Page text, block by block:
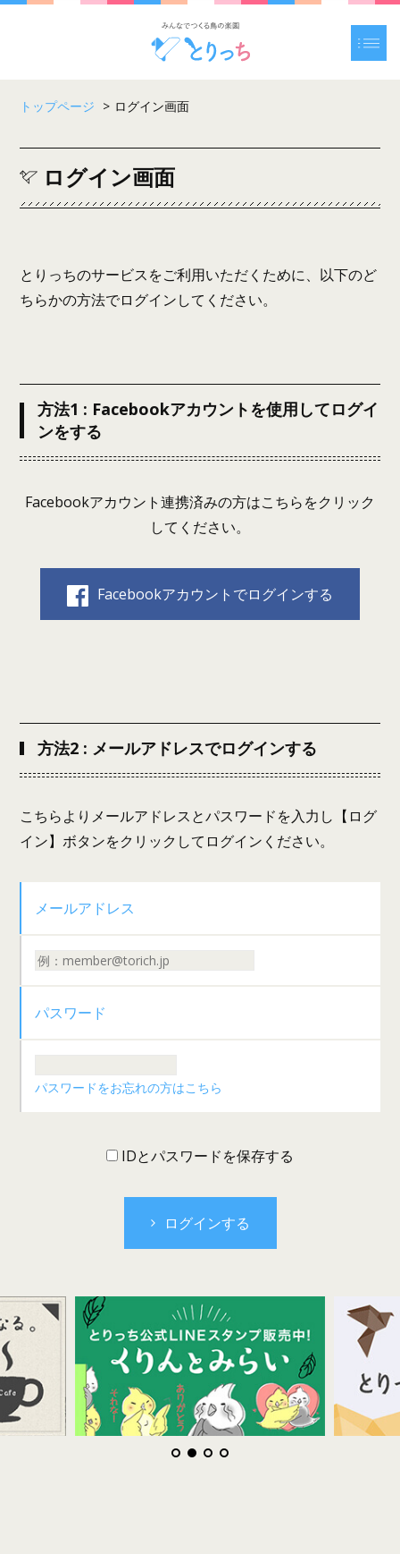
トップページ > ログイン画面
ログイン画面
とりっちのサービスをご利用いただくために、以下のど
ちらかの方法でログインしてください。
方法1 : Facebookアカウントを使用してログイ
ンをする
Facebookアカウント連携済みの方はこちらをクリック
してください。
Facebookアカウントでログインする
方法2 : メールアドレスでログインする
こちらよりメールアドレスとパスワードを入力し【ログ
イン】ボタンをクリックしてログインください。
メールアドレス
パスワード
パスワードをお忘れの方はこちら
IDとパスワードを保存する
ログインする